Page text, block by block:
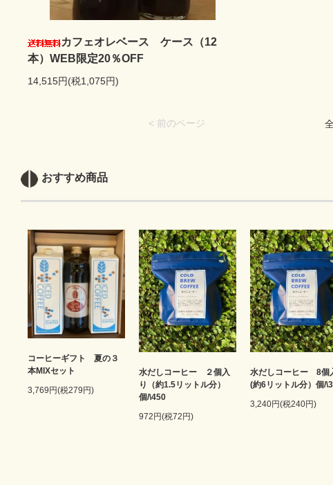
カフェオレベース ケース（12
本）WEB限定20％OFF
14,515円(税1,075円)
< 前のページ
おすすめ商品
コーヒーギフト 夏の３
本MIXセット
3,769円(税279円)
水だしコーヒー ２個入
り（約1.5リットル分）
個/\450
972円(税72円)
水だしコーヒー 8個
(約6リットル分）個/
3,240円(税240円)